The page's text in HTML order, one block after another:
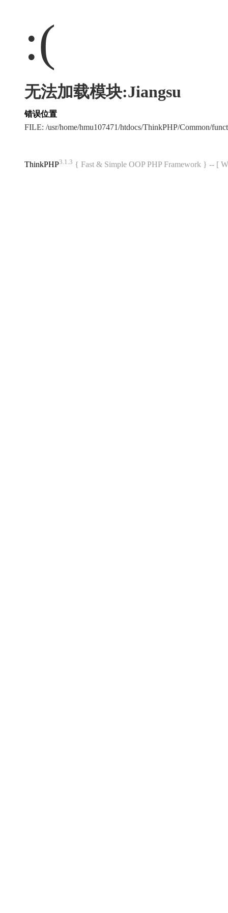
:(
无法加载模块:Jiangsu
错误位置
FILE: /usr/home/hmu107471/htdocs/ThinkPHP/Common/
ThinkPHP3.1.3 { Fast & Simple OOP PHP Framework } -- [